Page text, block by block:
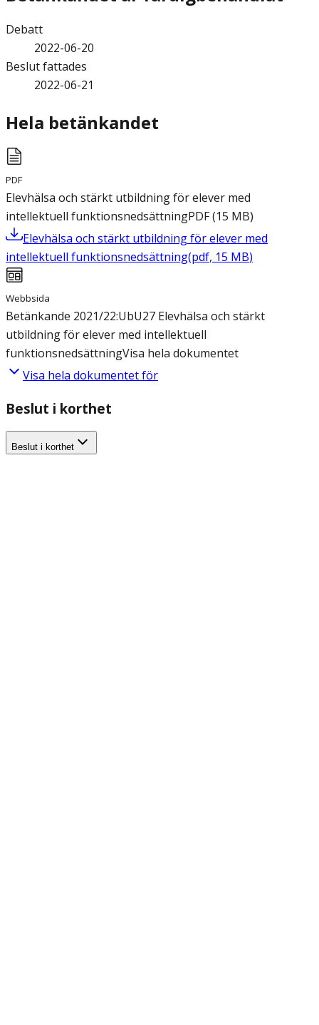
Debatt
2022-06-20
Beslut fattades
2022-06-21
Hela betänkandet
PDF
Elevhälsa och stärkt utbildning för elever med
intellektuell funktionsnedsättningPDF(15 MB)
Elevhälsa och stärkt utbildning för elever med
intellektuell funktionsnedsättning(pdf, 15 MB)
Webbsida
Betänkande 2021/22:UbU27 Elevhälsa och stärkt
utbildning för elever med intellektuell
funktionsnedsättningVisa hela dokumentet
Visa hela dokumentet för
Beslut i korthet
Beslut i korthet